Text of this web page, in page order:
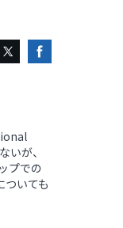
いが、
プでの
いても